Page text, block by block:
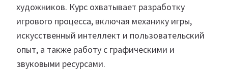
художников. Курс охватывает разработку
игрового процесса, включая механику игры,
искусственный интеллект и пользовательский
опыт, а также работу с графическими и
звуковыми ресурсами.